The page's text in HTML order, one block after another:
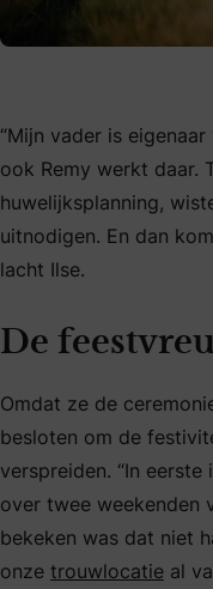
“Mijn vader is
ook Remy werkt daar.
huwelijksplanning,
uitnodigen. En dan
lacht Ilse.
De
Omdat ze de
besloten om de
verspreiden. “In
over twee weekenden
bekeken was dat niet
onze trouwlocatie al